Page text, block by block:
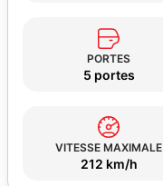
PORTES
5 portes
VITESSE MAXIMALE
212 km/h